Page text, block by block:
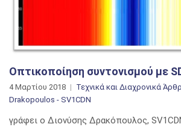
Οπτικοποίηση συντονισμού με
4 Μαρτίου 2018 Τεχνικά και Διαχρονικά
Drakopoulos - SV1CDN
γράφει ο Διονύσης Δρακόπουλος,